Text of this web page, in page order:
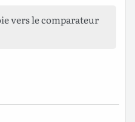
vers le comparateur